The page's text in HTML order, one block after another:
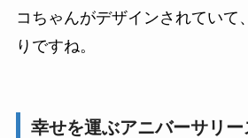
コちゃんがデザインされていて
りですね。
幸せを運ぶアニバーサリー